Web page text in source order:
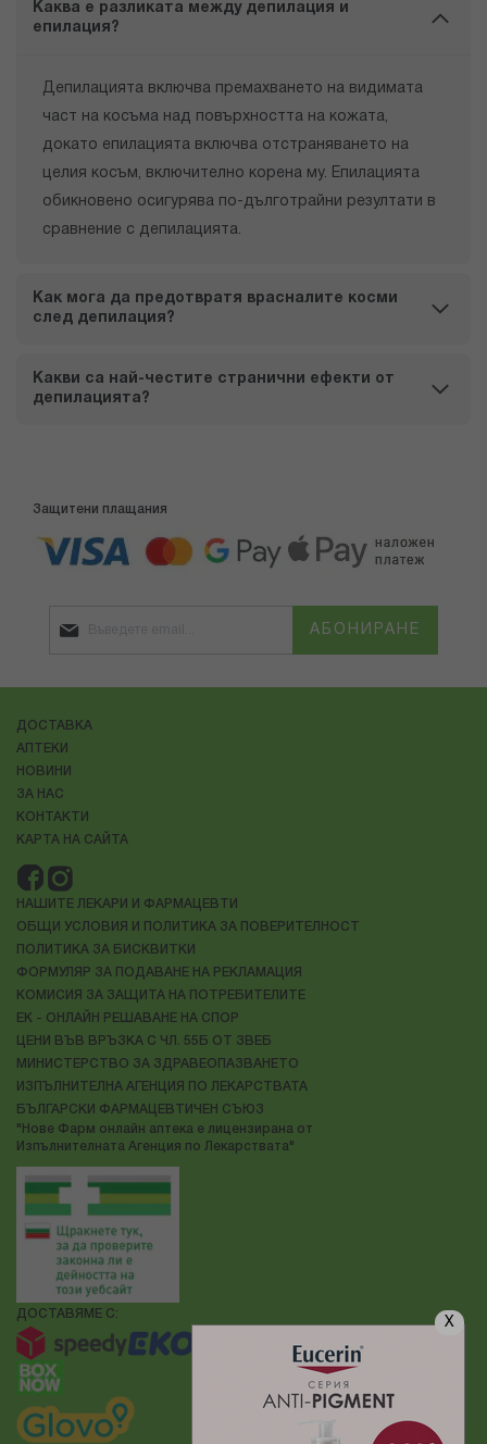
X
Каква е разликата между депилация и
епилация?
Депилацията включва премахването на видимата
част на косъма над повърхността на кожата,
докато епилацията включва отстраняването на
целия косъм, включително корена му. Епилацията
обикновено осигурява по-дълготрайни резултати в
сравнение с депилацията.
Как мога да предотвратя врасналите косми
след депилация?
Какви са най-честите странични ефекти от
депилацията?
Защитени плащания
АБОНИРАНЕ
ДОСТАВКА
АПТЕКИ
НОВИНИ
ЗА НАС
КОНТАКТИ
КАРТА НА САЙТА
НАШИТЕ ЛЕКАРИ И ФАРМАЦЕВТИ
ОБЩИ УСЛОВИЯ И ПОЛИТИКА ЗА ПОВЕРИТЕЛНОСТ
ПОЛИТИКА ЗА БИСКВИТКИ
ФОРМУЛЯР ЗА ПОДАВАНЕ НА РЕКЛАМАЦИЯ
КОМИСИЯ ЗА ЗАЩИТА НА ПОТРЕБИТЕЛИТЕ
ЕК - ОНЛАЙН РЕШАВАНЕ НА СПОР
ЦЕНИ ВЪВ ВРЪЗКА С ЧЛ. 55Б ОТ ЗВЕБ
МИНИСТЕРСТВО ЗА ЗДРАВЕОПАЗВАНЕТО
ИЗПЪЛНИТЕЛНА АГЕНЦИЯ ПО ЛЕКАРСТВАТА
БЪЛГАРСКИ ФАРМАЦЕВТИЧЕН СЪЮЗ
"Нове Фарм онлайн аптека е лицензирана от
Изпълнителната Агенция по Лекарствата"
ДОСТАВЯМЕ С: